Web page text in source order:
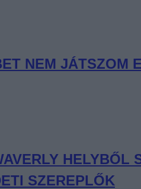
NEM JÁTSZOM
HELYBŐL
SZEREPLŐK